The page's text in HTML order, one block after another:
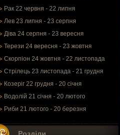
Рак 22 червня - 22 липня
Лев 23 липня - 23 серпня
Діва 24 серпня - 23 вересня
Терези 24 вересня - 23 жовтня
Скорпіон 24 жовтня - 22 листопада
Стрілець 23 листопада - 21 грудня
Козеріг 22 грудня - 20 січня
Водолій 21 січня - 20 лютого
Риби 21 лютого - 20 березня